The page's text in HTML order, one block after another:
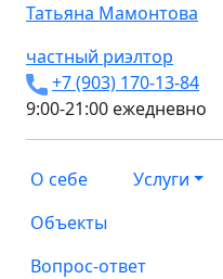
Татьяна Мамонтова
частный риэлтор
+7 (903) 170-13-84
9:00-21:00 ежедневно
О себе Услуги
Объекты
Вопрос-ответ